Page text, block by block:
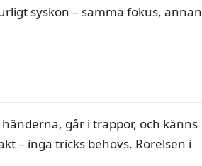
syskon – samma fokus, annan
går i trappor, och känns
– inga tricks behövs. Rörelsen i